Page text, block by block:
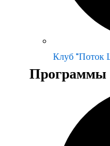
Клуб "Поток
Программы